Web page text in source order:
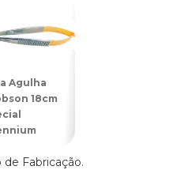
Agulha
18cm
Fabricação.